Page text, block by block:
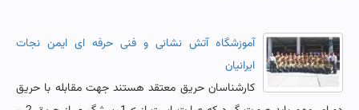
آموزشگاه آتش نشانی و فنی حرفه ای ایمن نجات
ایرانیان
کارشناسان حریق معتقد هستند جهت مقابله با حریق